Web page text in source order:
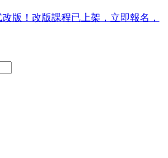
改版！改版課程已上架，立即報名，